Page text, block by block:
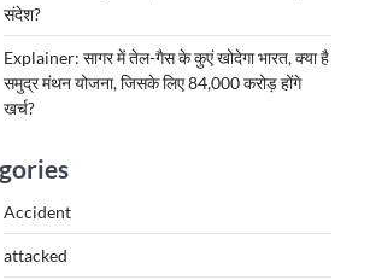
संदेश?
Explainer: सागर में तेल-गैस के कुएं खोदेगा भारत, क्या है
समुद्र मंथन योजना, जिसके लिए 84,000 करोड़ होंगे
खर्च?
Accident
attacked